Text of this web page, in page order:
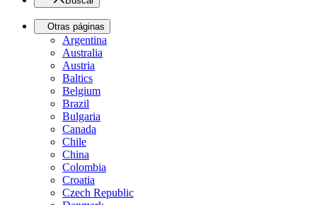
Otras páginas
Argentina
Australia
Austria
Baltics
Belgium
Brazil
Bulgaria
Canada
Chile
China
Colombia
Croatia
Czech Republic